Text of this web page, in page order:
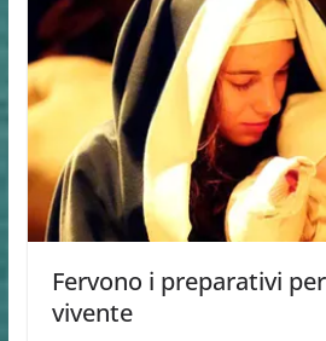
Fervono i preparativi
vivente